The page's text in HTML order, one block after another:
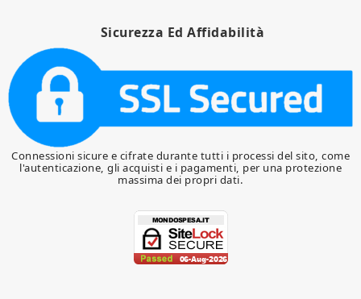
Sicurezza Ed Affidabilità
Connessioni sicure e cifrate durante tutti i processi del sito, come
l'autenticazione, gli acquisti e i pagamenti, per una protezione
massima dei propri dati.